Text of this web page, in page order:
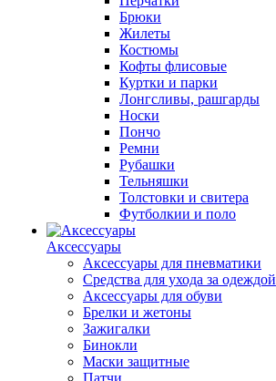
Брюки
Жилеты
Костюмы
Кофты флисовые
Куртки и парки
Лонгсливы, рашгарды
Носки
Пончо
Ремни
Рубашки
Тельняшки
Толстовки и свитера
Футболкии и поло
Аксессуары
Аксессуары для пневматики
Средства для ухода за одеждой
Аксессуары для обуви
Брелки и жетоны
Зажигалки
Бинокли
Маски защитные
Патчи